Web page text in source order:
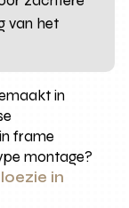
van het
in
frame
montage?
in